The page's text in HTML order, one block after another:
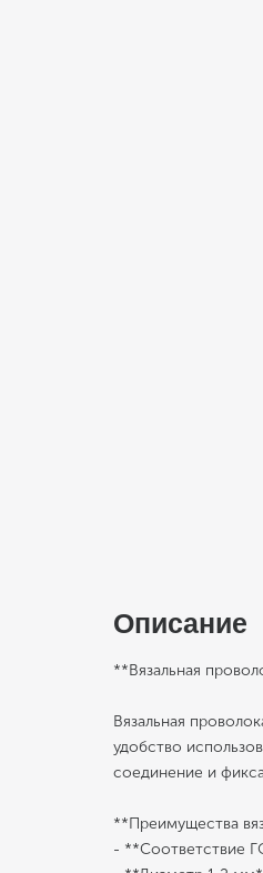
Описание
**Вязальная
Вязальная
удобство
соединение и
**Преимущества
- **Соответствие